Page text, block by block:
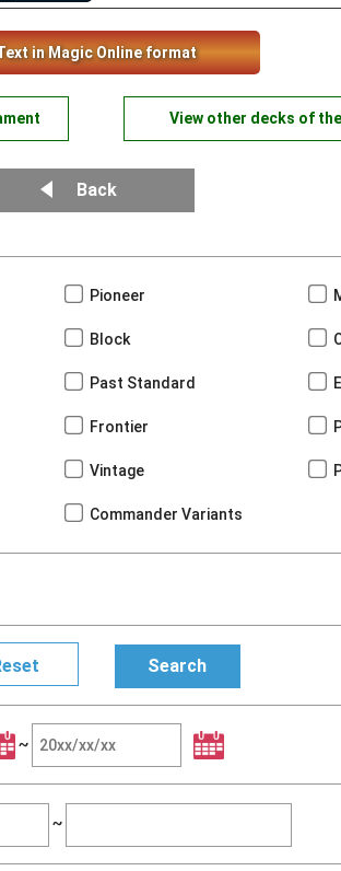
in Magic Online format
View other decks of
Back
Pioneer
Block
Past Standard
Frontier
Vintage
Commander Variants
~
~